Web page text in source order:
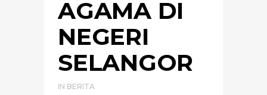
AGAMA DI
NEGERI
SELANGOR
IN BERITA